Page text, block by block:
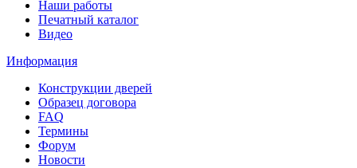
Наши работы
Печатный каталог
Видео
Информация
Конструкции дверей
Образец договора
FAQ
Термины
Форум
Новости